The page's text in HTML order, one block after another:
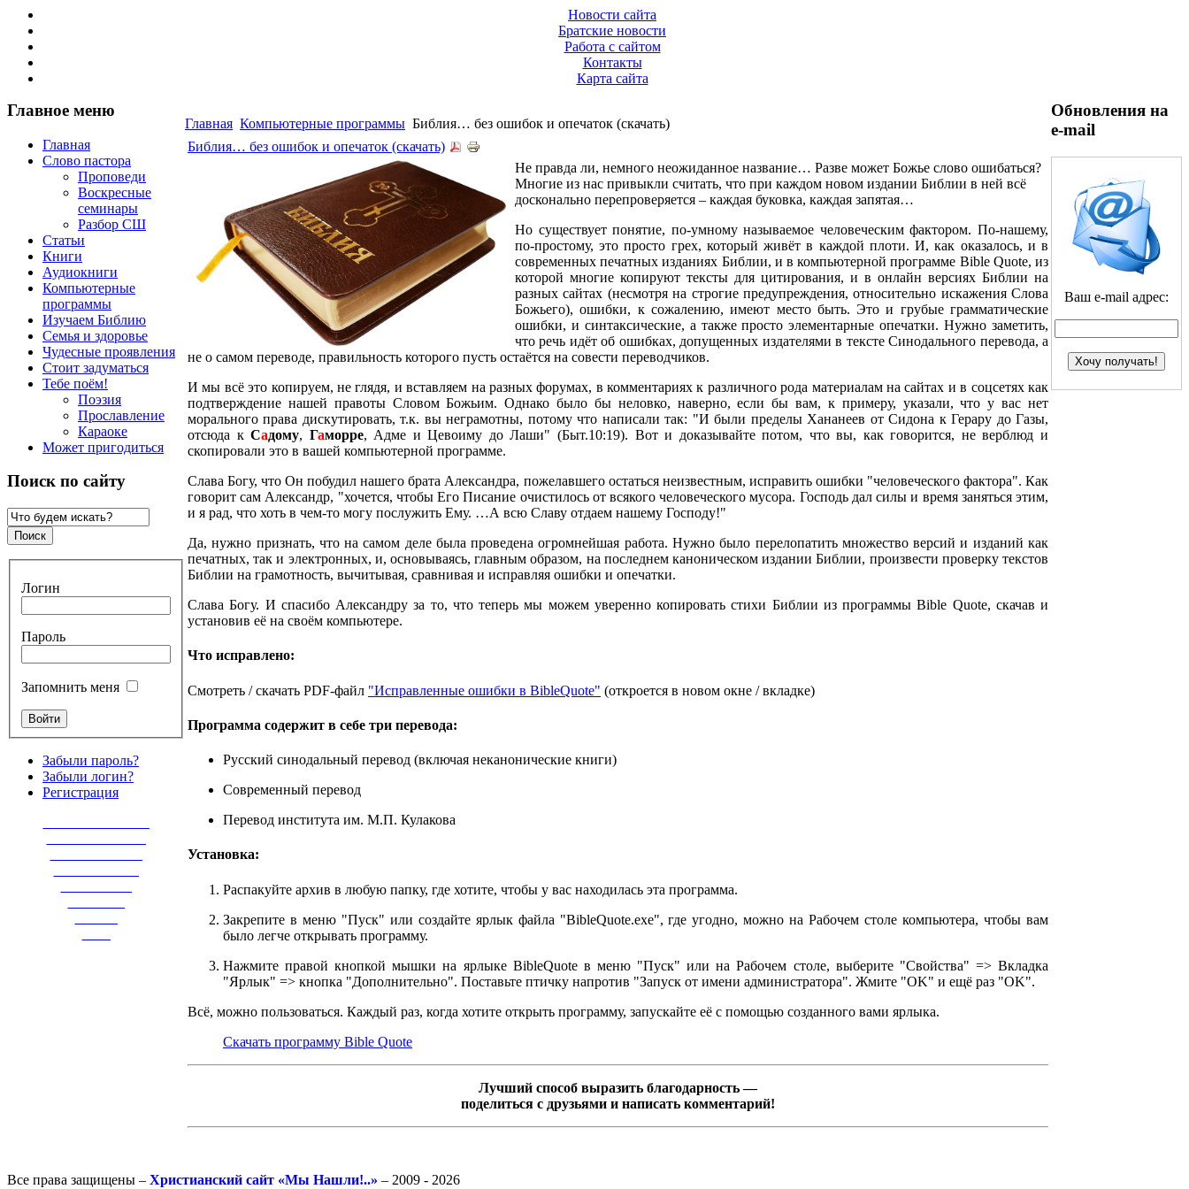
Новости сайта
Братские новости
Работа с сайтом
Контакты
Карта сайта
Главное меню
Главная
Слово пастора
Проповеди
Воскресные
семинары
Разбор СШ
Статьи
Книги
Аудиокниги
Компьютерные
программы
Изучаем Библию
Семья и здоровье
Чудесные проявления
Стоит задуматься
Тебе поём!
Поэзия
Прославление
Караоке
Может пригодиться
Поиск по сайту
Логин
Пароль
Запомнить меня
Забыли пароль?
Забыли логин?
Регистрация
Главная Компьютерные программы Библия… без ошибок и опечаток (скачать)
Библия… без ошибок и опечаток (скачать)
Не правда ли, немного неожиданное название… Разве может Божье слово ошибаться?
Многие из нас привыкли считать, что при каждом новом издании Библии в ней всё
досконально перепроверяется – каждая буковка, каждая запятая…
Но существует понятие, по-умному называемое человеческим фактором. По-нашему,
по-простому, это просто грех, который живёт в каждой плоти. И, как оказалось, и в
современных печатных изданиях Библии, и в компьютерной программе Bible Quote, из
которой многие копируют тексты для цитирования, и в онлайн версиях Библии на
разных сайтах (несмотря на строгие предупреждения, относительно искажения Слова
Божьего), ошибки, к сожалению, имеют место быть. Это и грубые грамматические
ошибки, и синтаксические, а также просто элементарные опечатки. Нужно заметить,
что речь идёт об ошибках, допущенных издателями в тексте Синодального перевода, а
не о самом переводе, правильность которого пусть остаётся на совести переводчиков.
И мы всё это копируем, не глядя, и вставляем на разных форумах, в комментариях к различного рода материалам на сайтах и в соцсетях как
подтверждение нашей правоты Словом Божьим. Однако было бы неловко, наверно, если бы вам, к примеру, указали, что у вас нет
морального права дискутировать, т.к. вы неграмотны, потому что написали так: "И были пределы Хананеев от Сидона к Герару до Газы,
отсюда кСадому, Гаморре, Адме и Цевоиму до Лаши" (Быт.10:19). Вот и доказывайте потом, что вы, как говорится, не верблюд и
скопировали это в вашей компьютерной программе.
Слава Богу, что Он побудил нашего брата Александра, пожелавшего остаться неизвестным, исправить ошибки "человеческого фактора". Как
говорит сам Александр, "хочется, чтобы Его Писание очистилось от всякого человеческого мусора. Господь дал силы и время заняться этим,
и я рад, что хоть в чем-то могу послужить Ему. …А всю Славу отдаем нашему Господу!"
Да, нужно признать, что на самом деле была проведена огромнейшая работа. Нужно было перелопатить множество версий и изданий как
печатных, так и электронных, и, основываясь, главным образом, на последнем каноническом издании Библии, произвести проверку текстов
Библии на грамотность, вычитывая, сравнивая и исправляя ошибки и опечатки.
Слава Богу. И спасибо Александру за то, что теперь мы можем уверенно копировать стихи Библии из программы Bible Quote, скачав и
установив её на своём компьютере.
Что исправлено:
Смотреть / скачать PDF-файл "Исправленные ошибки в BibleQuote" (откроется в новом окне / вкладке)
Программа содержит в себе три перевода:
Русский синодальный перевод (включая неканонические книги)
Современный перевод
Перевод института им. М.П. Кулакова
Установка:
Распакуйте архив в любую папку, где хотите, чтобы у вас находилась эта программа.
Закрепите в меню "Пуск" или создайте ярлык файла "BibleQuote.exe", где угодно, можно на Рабочем столе компьютера, чтобы вам
было легче открывать программу.
Нажмите правой кнопкой мышки на ярлыке BibleQuote в меню "Пуск" или на Рабочем столе, выберите "Свойства" => Вкладка
"Ярлык" => кнопка "Дополнительно". Поставьте птичку напротив "Запуск от имени администратора". Жмите "OK" и ещё раз "OK".
Всё, можно пользоваться. Каждый раз, когда хотите открыть программу, запускайте её с помощью созданного вами ярлыка.
Скачать программу Bible Quote
Лучший способ выразить благодарность —
поделиться с друзьями и написать комментарий!
Обновления на
e-mail
Ваш e-mail адрес:
Все права защищены – Христианский сайт «Мы Нашли!..» – 2009 - 2026